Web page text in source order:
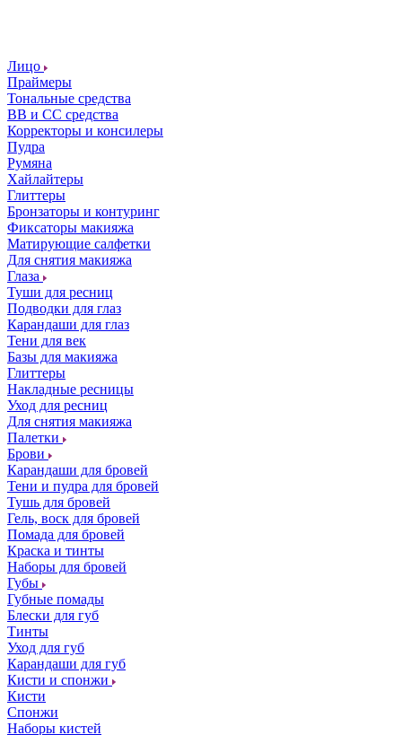
Лицо
Праймеры
Тональные средства
ВВ и СС средства
Корректоры и консилеры
Пудра
Румяна
Хайлайтеры
Глиттеры
Бронзаторы и контуринг
Фиксаторы макияжа
Матирующие салфетки
Для снятия макияжа
Глаза
Туши для ресниц
Подводки для глаз
Карандаши для глаз
Тени для век
Базы для макияжа
Глиттеры
Накладные ресницы
Уход для ресниц
Для снятия макияжа
Палетки
Брови
Карандаши для бровей
Тени и пудра для бровей
Тушь для бровей
Гель, воск для бровей
Помада для бровей
Краска и тинты
Наборы для бровей
Губы
Губные помады
Блески для губ
Тинты
Уход для губ
Карандаши для губ
Кисти и спонжи
Кисти
Спонжи
Наборы кистей